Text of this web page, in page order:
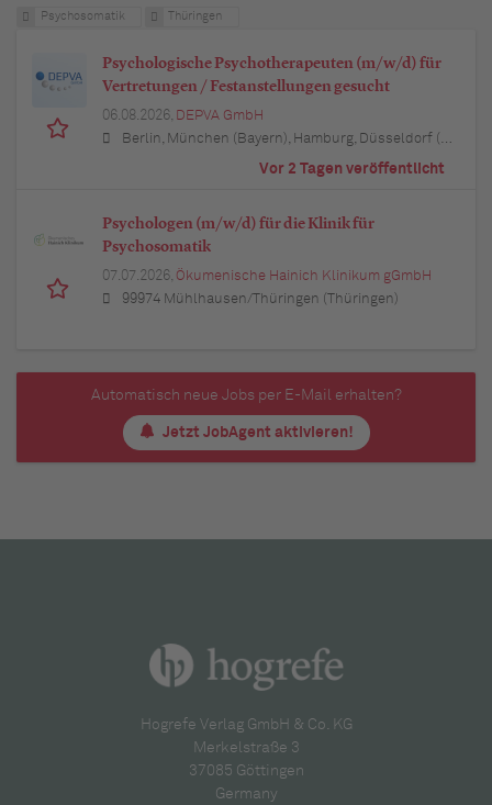
Psychosomatik Thüringen
Psychologische Psychotherapeuten (m/w/d) für
Vertretungen / Festanstellungen gesucht
06.08.2026, DEPVA GmbH
Berlin, München (Bayern), Hamburg, Düsseldorf (Nordrhein-Westfalen), Köln (Nordrhein-Westfalen), Essen (Nordrhein-Westfalen), Dortmund (Nordrhein-Westfalen), Stuttgart (Baden-Württemberg), Heilbronn (Baden-Württemberg), Hannover (Niedersachsen), Rostock (Mecklenburg-Vorpommern), Kiel (Schleswig-Holstein), Augsburg (Bayern), Nürnberg (Bayern), Frankfurt am Main (Hessen), Bremen, Schwerin (Mecklenburg-Vorpommern), Mainz (Rheinland-Pfalz), Saarbrücken (Saarland), Dresden (Sachsen), Magdeburg (Sachsen-Anhalt), Potsdam (Brandenburg), Erfurt (Thüringen), Würzburg (Bayern), Heilbronn (Baden-Württemberg), Leipzig (Sachsen)
Vor 2 Tagen veröffentlicht
Psychologen (m/w/d) für die Klinik für
Psychosomatik
07.07.2026, Ökumenische Hainich Klinikum gGmbH
99974 Mühlhausen/Thüringen (Thüringen)
Automatisch neue Jobs per E-Mail erhalten?
Jetzt JobAgent aktivieren!
Hogrefe Verlag GmbH & Co. KG
Merkelstraße 3
37085 Göttingen
Germany